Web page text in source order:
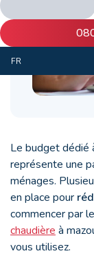
FR
Le budget dédié
représente une
ménages.
en place pour
commencer par
chaudière à
vous utilisez.